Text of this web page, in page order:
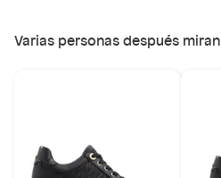
nVarias personas después miran